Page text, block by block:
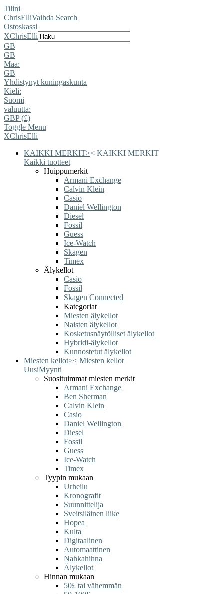
Tilini
ChrisElliVaihda Search
Ostoskassi
XChrisElli
GB
GB
Maa:
GB
Yhdistynyt kuningaskunta
Kieli:
Suomi
valuutta:
GBP (£)
Toggle Menu
XChrisElli
KAIKKI MERKIT>< KAIKKI MERKIT
Kaikki tuotteet
Huippumerkit
Armani Exchange
Calvin Klein
Casio
Daniel Wellington
Diesel
Fossil
Guess
Ice-Watch
Skagen
Timex
Älykellot
Casio
Fossil
Skagen Connected
Kategoriat
Miesten älykellot
Naisten älykellot
Kosketusnäytölliset älykellot
Hybridi-älykellot
Kunnostetut älykellot
Miesten kellot>< Miesten kellot
UusiMyynti
Suosituimmat miesten merkit
Armani Exchange
Ben Sherman
Calvin Klein
Casio
Daniel Wellington
Diesel
Fossil
Guess
Ice-Watch
Timex
Tyypin mukaan
Urheilu
Kronografit
Suunnittelija
Sveitsiläinen liike
Hopea
Kulta
Digitaalinen
Automaattinen
Nahkahihna
Älykellot
Hinnan mukaan
50£ tai vähemmän